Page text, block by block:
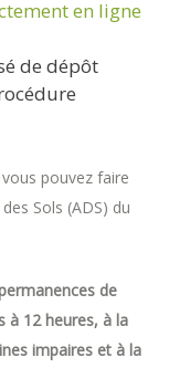
en ligne
de dépôt
pouvez faire
Sols (ADS) du
de
à 12 heures, à la
impaires et à la